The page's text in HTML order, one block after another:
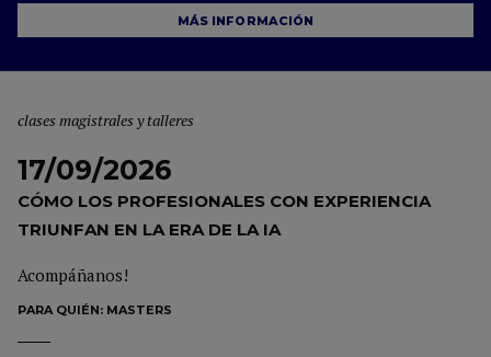
MÁS INFORMACIÓN
clases magistrales y talleres
17/09/2026
CÓMO LOS PROFESIONALES CON EXPERIENCIA
TRIUNFAN EN LA ERA DE LA IA
Acompáñanos!
PARA QUIÉN: MASTERS